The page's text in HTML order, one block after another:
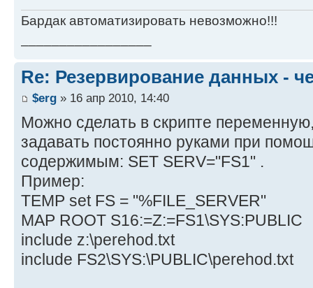
Бардак автоматизировать невозможно!!!
Re: Резервирование данных -
$erg » 16 апр 2010, 14:40
Можно сделать в скрипте
задавать постоянно руками при
содержимым: SET SERV="FS1" .
Пример:
TEMP set FS = "%FILE_SERVER"
MAP ROOT S16:=Z:=FS1\SYS:PUBLIC
include z:\perehod.txt
include FS2\SYS:\PUBLIC\perehod.txt